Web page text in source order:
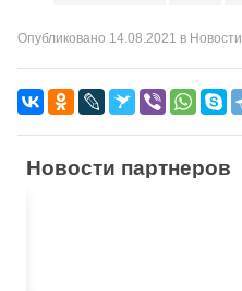
Опубликовано 14.08.2021 в Новости
Новости партнеров